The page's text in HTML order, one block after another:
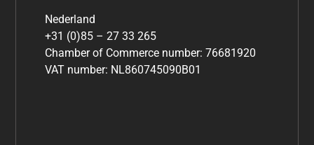
Nederland
+31 (0)85 – 27 33 265
Chamber of Commerce number: 76681920
VAT number: NL860745090B01